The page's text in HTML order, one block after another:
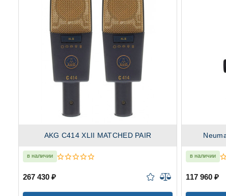
AKG C414 XLII MATCHED PAIR
в наличии
267 430 ₽
в наличии
117 960 ₽